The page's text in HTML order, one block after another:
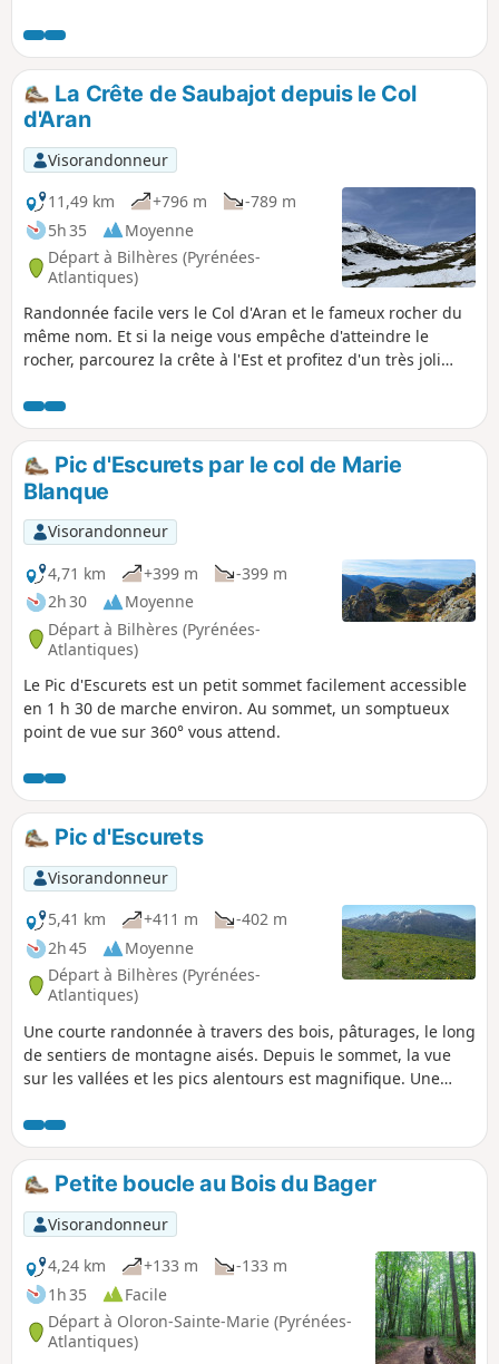
facile d’accès et sans difficultés particulières en l'absence de
neige et de brouillard.
La Crête de Saubajot depuis le Col
d'Aran
Visorandonneur
11,49 km
+796 m
-789 m
5h 35
Moyenne
Départ à Bilhères (Pyrénées-
Atlantiques)
Randonnée facile vers le Col d'Aran et le fameux rocher du
même nom. Et si la neige vous empêche d'atteindre le
rocher, parcourez la crête à l'Est et profitez d'un très joli
Pic d'Escurets par le col de Marie
Blanque
Visorandonneur
4,71 km
+399 m
-399 m
2h 30
Moyenne
Départ à Bilhères (Pyrénées-
Atlantiques)
Le Pic d'Escurets est un petit sommet facilement accessible
en 1 h 30 de marche environ. Au sommet, un somptueux
point de vue sur 360° vous attend.
Pic d'Escurets
Visorandonneur
5,41 km
+411 m
-402 m
2h 45
Moyenne
Départ à Bilhères (Pyrénées-
Atlantiques)
Une courte randonnée à travers des bois, pâturages, le long
de sentiers de montagne aisés. Depuis le sommet, la vue
sur les vallées et les pics alentours est magnifique. Une
partent du plateau du Benou.
Petite boucle au Bois du Bager
Visorandonneur
4,24 km
+133 m
-133 m
1h 35
Facile
Départ à Oloron-Sainte-Marie (Pyrénées-
Atlantiques)